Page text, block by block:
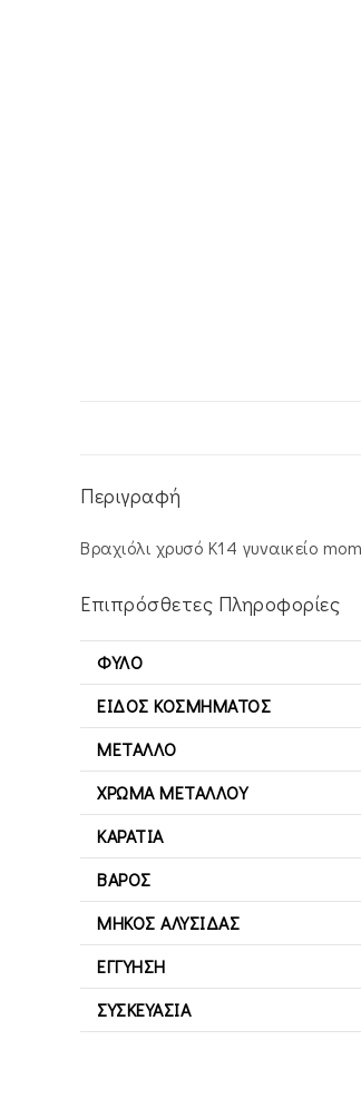
Περιγραφή
Βραχιόλι χρυσό Κ14 γυναικείο
Επιπρόσθετες Πληροφορίες
ΦΎΛΟ
ΕΊΔΟΣ ΚΟΣΜΉΜΑΤΟΣ
ΜΈΤΑΛΛΟ
ΧΡΏΜΑ ΜΕΤΆΛΛΟΥ
ΚΑΡΆΤΙΑ
ΒΆΡΟΣ
ΜΉΚΟΣ ΑΛΥΣΊΔΑΣ
ΕΓΓΎΗΣΗ
ΣΥΣΚΕΥΑΣΊΑ